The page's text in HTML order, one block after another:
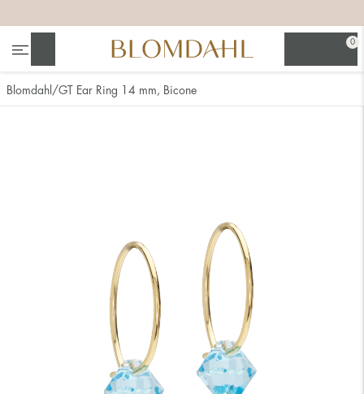
0
Blomdahl GT Ear Ring 14 mm, Bicone